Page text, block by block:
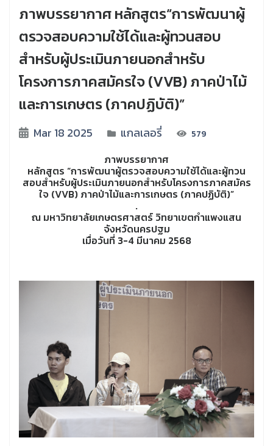
ภาพบรรยากาศ หลักสูตร“การพัฒนาผู้
ตรวจสอบความใช้ได้และผู้ทวนสอบ
สำหรับผู้ประเมินภายนอกสำหรับ
โครงการภาคสมัครใจ (VVB) ภาคป่าไม้
และการเกษตร (ภาคปฏิบัติ)”
Mar 18 2025 แกลเลอรี่ 579
ภาพบรรยากาศ
หลักสูตร “การพัฒนาผู้ตรวจสอบความใช้ได้และผู้ทวน
สอบสำหรับผู้ประเมินภายนอกสำหรับโครงการภาคสมัคร
ใจ (VVB) ภาคป่าไม้และการเกษตร (ภาคปฏิบัติ)”
.
ณ มหาวิทยาลัยเกษตรศาสตร์ วิทยาเขตกำแพงแสน
จังหวัดนครปฐม
เมื่อวันที่ 3-4 มีนาคม 2568